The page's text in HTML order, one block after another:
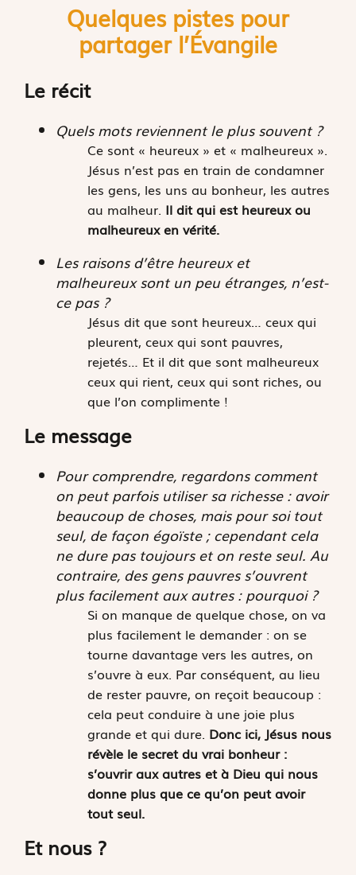
Quelques pistes pour
partager l’Évangile
Le récit
Quels mots reviennent le plus souvent ?
Ce sont « heureux » et « malheureux ».
Jésus n’est pas en train de condamner
les gens, les uns au bonheur, les autres
au malheur. Il dit qui est heureux ou
malheureux en vérité.
Les raisons d’être heureux et
malheureux sont un peu étranges, n’est-
ce pas ?
Jésus dit que sont heureux… ceux qui
pleurent, ceux qui sont pauvres,
rejetés… Et il dit que sont malheureux
ceux qui rient, ceux qui sont riches, ou
que l’on complimente !
Le message
Pour comprendre, regardons comment
on peut parfois utiliser sa richesse : avoir
beaucoup de choses, mais pour soi tout
seul, de façon égoïste ; cependant cela
ne dure pas toujours et on reste seul. Au
contraire, des gens pauvres s’ouvrent
plus facilement aux autres : pourquoi ?
Si on manque de quelque chose, on va
plus facilement le demander : on se
tourne davantage vers les autres, on
s’ouvre à eux. Par conséquent, au lieu
de rester pauvre, on reçoit beaucoup :
cela peut conduire à une joie plus
grande et qui dure. Donc ici, Jésus nous
révèle le secret du vrai bonheur :
s’ouvrir aux autres et à Dieu qui nous
donne plus que ce qu’on peut avoir
tout seul.
Et nous ?